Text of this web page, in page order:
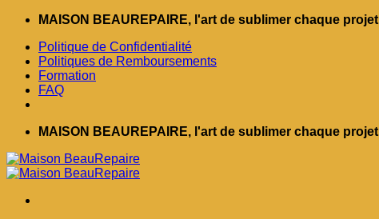
Passer
contenu
MAISON BEAUREPAIRE, l'art de sublimer chaque projet
Politique de Confidentialité
Politiques de Remboursements
Formation
FAQ
MAISON BEAUREPAIRE, l'art de sublimer chaque projet